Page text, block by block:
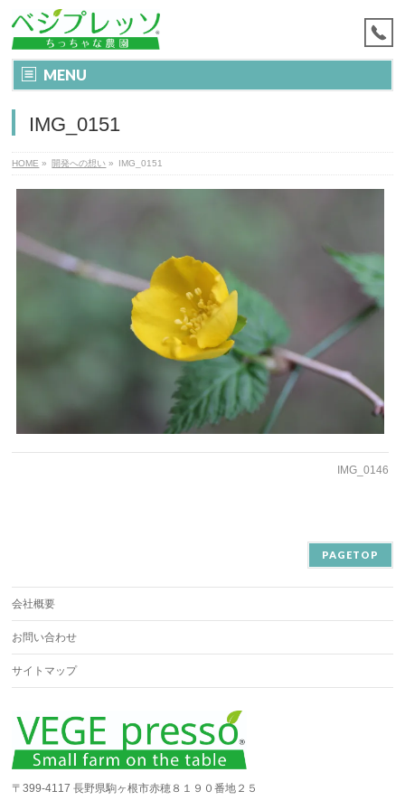
MENU
IMG_0151
HOME » 開発への想い » IMG_0151
IMG_0146
PAGETOP
会社概要
お問い合わせ
サイトマップ
〒399-4117 長野県駒ヶ根市赤穂８１９０番地２５